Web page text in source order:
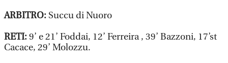
ARBITRO: Succu di Nuoro
RETI:9’ e 21’ Foddai, 12’ Ferreira , 39’ Bazzoni, 17’st
Cacace, 29’ Molozzu.